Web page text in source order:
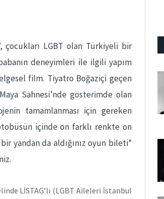
çocukları LGBT olan Türkiyeli bir
deneyimleri ile ilgili yapım
film. Tiyatro Boğaziçi geçen
Sahnesi’nde gösterimde olan
tamamlanması için gereken
içinde on farklı renkte on
yandan da aldığınız oyun bileti*
LİSTAG’lı (LGBT Aileleri İstanbul